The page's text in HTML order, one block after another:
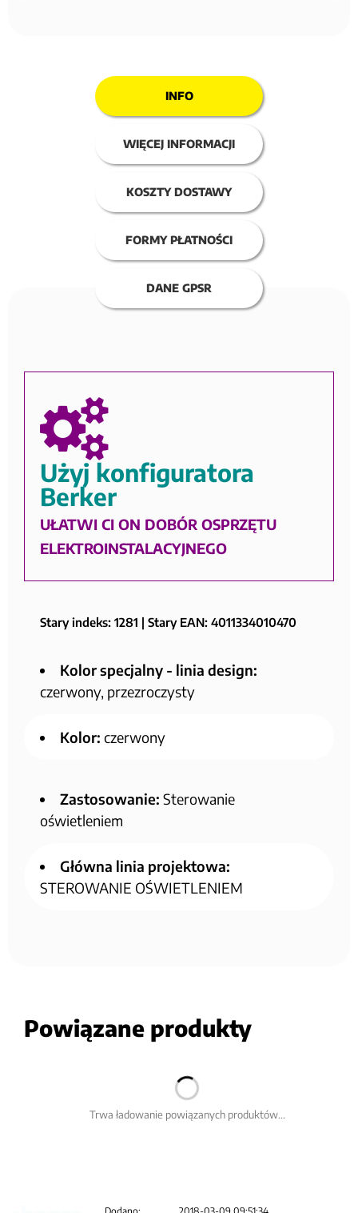
INFO
WIĘCEJ INFORMACJI
KOSZTY DOSTAWY
FORMY PŁATNOŚCI
DANE GPSR
Użyj konfiguratora
Berker
UŁATWI CI ON DOBÓR OSPRZĘTU
ELEKTROINSTALACYJNEGO
Stary indeks: 1281 | Stary EAN: 4011334010470
Kolor specjalny - linia design:
czerwony, przezroczysty
Kolor: czerwony
Zastosowanie: Sterowanie
oświetleniem
Główna linia projektowa:
STEROWANIE OŚWIETLENIEM
Powiązane produkty
Trwa ładowanie powiązanych produktów...